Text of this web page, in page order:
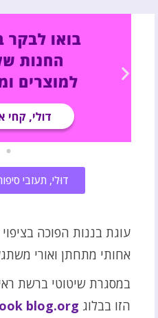
דוּלי, תעזבי
עוגת בננות הפוכה
אחותי מתחתן ואורי
במסגרת שיטוטי ברשת
הזו בבלוג blog.org